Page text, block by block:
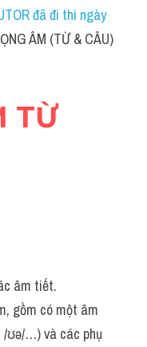
đã đi thi ngày
ÂM (TỪ & CÂU)
TỪ
âm tiết.
gồm có một âm
/ʊə/…) và các phụ